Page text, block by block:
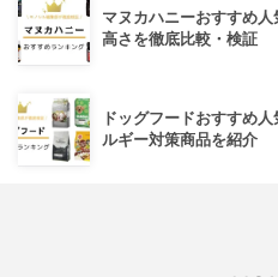
マヌカハニーおすすめ
高さを徹底比較・検証
ドッグフードおすすめ
ルギー対策商品を紹介